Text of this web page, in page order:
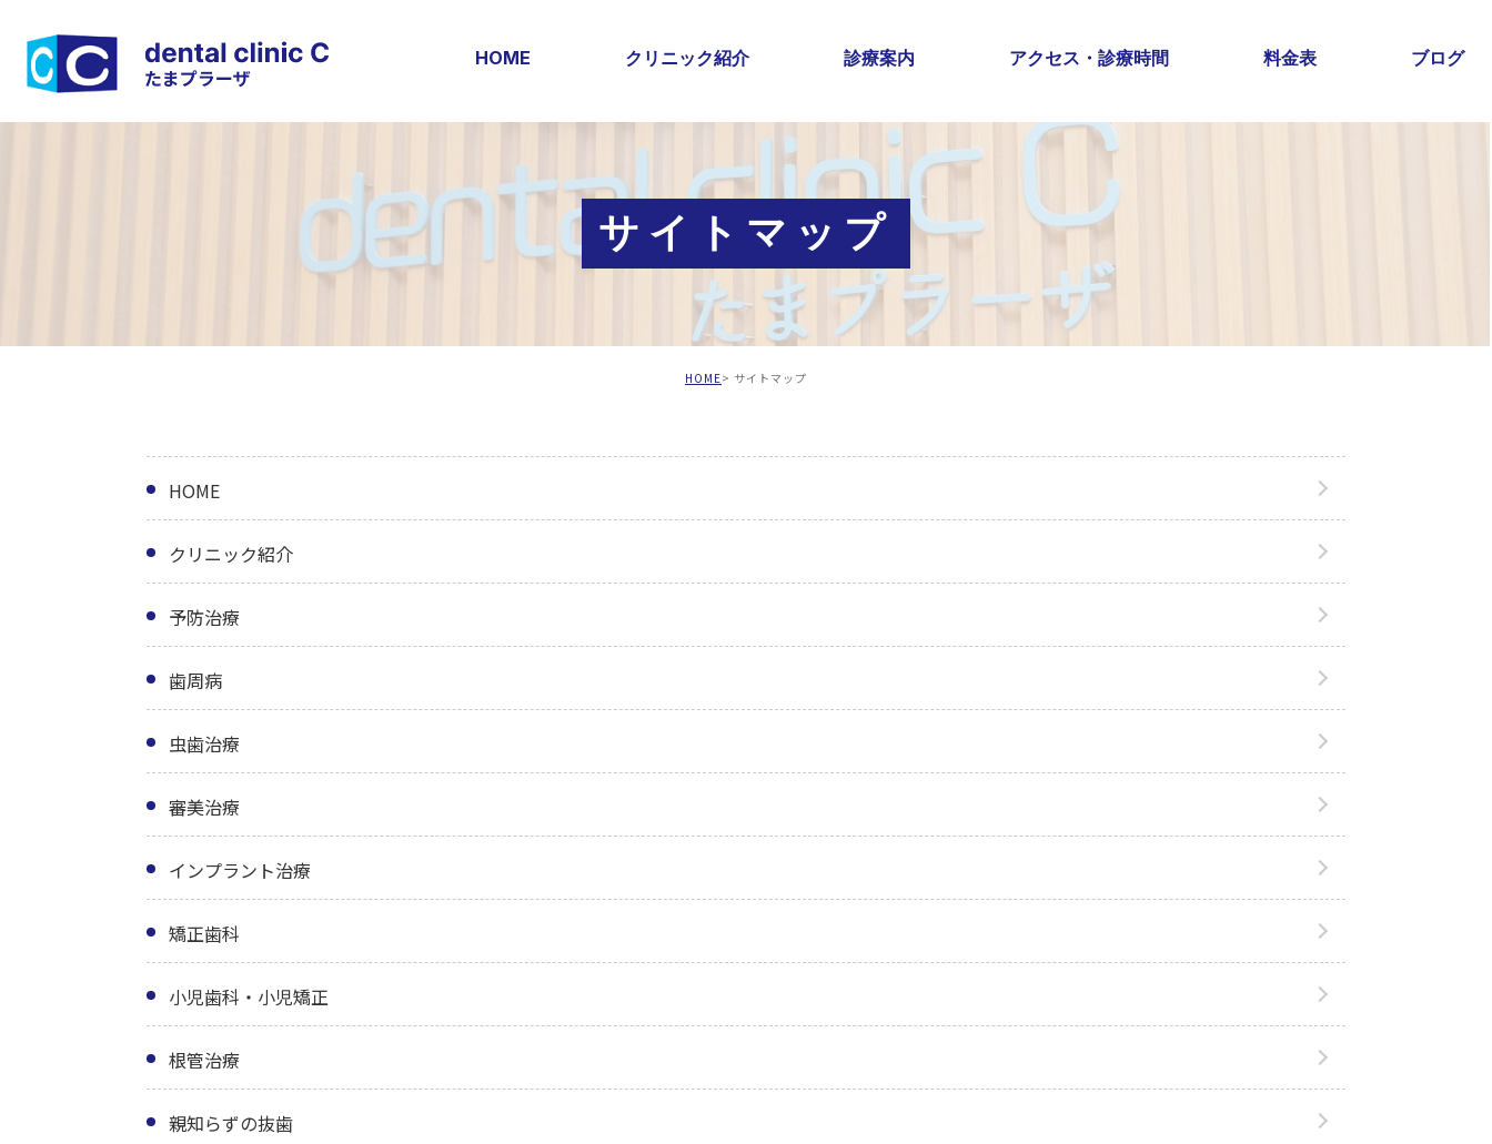
HOME クリニック紹介 診療案内 アクセス・診療時間 料金表 ブログ
サイトマップ
HOME サイトマップ
HOME
クリニック紹介
予防治療
歯周病
虫歯治療
審美治療
インプラント治療
矯正歯科
小児歯科・小児矯正
根管治療
親知らずの抜歯